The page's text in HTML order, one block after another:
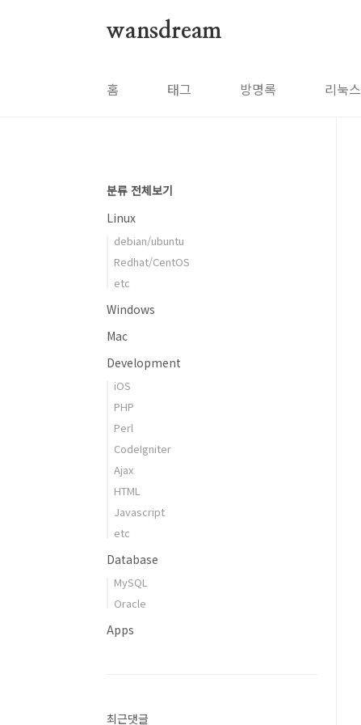
wansdream
홈 태그 방명록 리눅스
분류 전체보기
Linux
debian/ubuntu
Redhat/CentOS
etc
Windows
Mac
Development
iOS
PHP
Perl
CodeIgniter
Ajax
HTML
Javascript
etc
Database
MySQL
Oracle
Apps
최근댓글